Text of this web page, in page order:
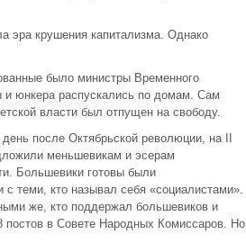
эра крушения капитализма. Однако
было министры Временного
и юнкера распускались по домам. Сам
власти был отпущен на свободу.
после Октябрьской революции, на II
меньшевикам и эсерам
Большевики готовы были
теми, кто называл себя «социалистами».
же, кто поддержал большевиков и
в Совете Народных Комиссаров. Но